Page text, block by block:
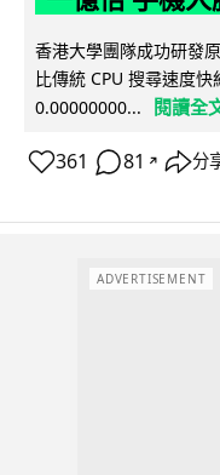
香港大學團隊成功研發
比傳統 CPU 搜尋速度
0.00000000...
閱讀全
361 81 ↗ 分
ADVERTISEMENT